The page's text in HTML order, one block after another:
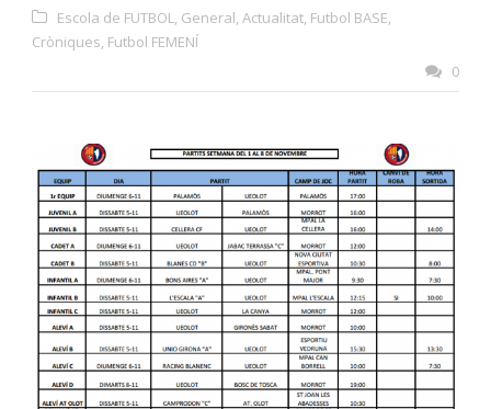
Escola de FUTBOL, General, Actualitat, Futbol BASE,
Cròniques, Futbol FEMENÍ
0